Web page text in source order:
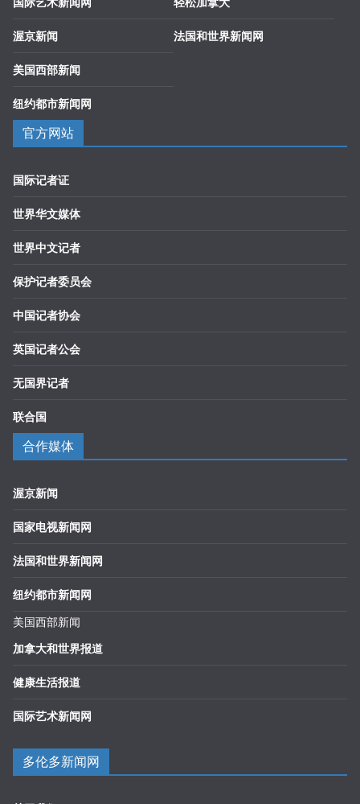
渥京新闻
美国西部新闻
纽约都市新闻网
法国和世界新闻网
官方网站
国际记者证
世界华文媒体
世界中文记者
保护记者委员会
中国记者协会
英国记者公会
无国界记者
联合国
合作媒体
渥京新闻
国家电视新闻网
法国和世界新闻网
纽约都市新闻网
美国西部新闻
加拿大和世界报道
健康生活报道
国际艺术新闻网
多伦多新闻网